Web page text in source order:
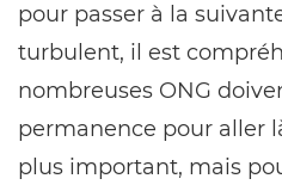
pour passer à la
turbulent, il est
nombreuses ONG
permanence pour aller
plus important, mais